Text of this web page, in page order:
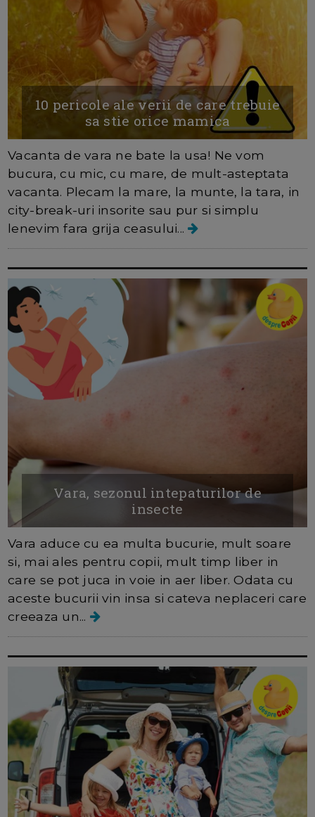
10 pericole ale verii de care trebuie
sa stie orice mamica
Vacanta de vara ne bate la usa! Ne vom
bucura, cu mic, cu mare, de mult-asteptata
vacanta. Plecam la mare, la munte, la tara, in
city-break-uri insorite sau pur si simplu
lenevim fara grija ceasului...
Vara, sezonul intepaturilor de
insecte
Vara aduce cu ea multa bucurie, mult soare
si, mai ales pentru copii, mult timp liber in
care se pot juca in voie in aer liber. Odata cu
aceste bucurii vin insa si cateva neplaceri care
creeaza un...